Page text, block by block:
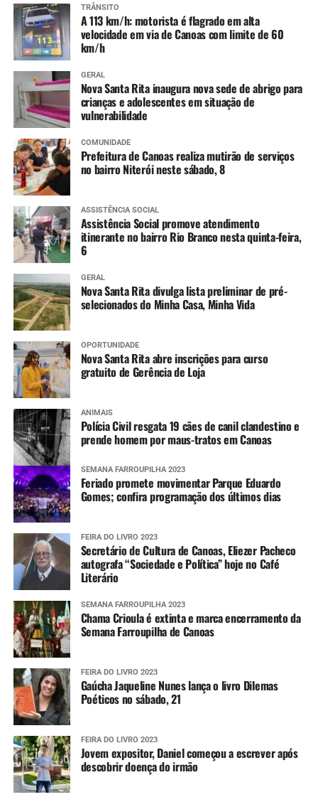
TRÂNSITO
A 113 km/h: motorista é flagrado em alta
velocidade em via de Canoas com limite de 60
km/h
GERAL
Nova Santa Rita inaugura nova sede de abrigo para
crianças e adolescentes em situação de
vulnerabilidade
COMUNIDADE
Prefeitura de Canoas realiza mutirão de serviços
no bairro Niterói neste sábado, 8
ASSISTÊNCIA SOCIAL
Assistência Social promove atendimento
itinerante no bairro Rio Branco nesta quinta-feira,
6
GERAL
Nova Santa Rita divulga lista preliminar de pré-
selecionados do Minha Casa, Minha Vida
OPORTUNIDADE
Nova Santa Rita abre inscrições para curso
gratuito de Gerência de Loja
ANIMAIS
Polícia Civil resgata 19 cães de canil clandestino e
prende homem por maus-tratos em Canoas
SEMANA FARROUPILHA 2023
Feriado promete movimentar Parque Eduardo
Gomes; confira programação dos últimos dias
FEIRA DO LIVRO 2023
Secretário de Cultura de Canoas, Eliezer Pacheco
autografa “Sociedade e Política” hoje no Café
Literário
SEMANA FARROUPILHA 2023
Chama Crioula é extinta e marca encerramento da
Semana Farroupilha de Canoas
FEIRA DO LIVRO 2023
Gaúcha Jaqueline Nunes lança o livro Dilemas
Poéticos no sábado, 21
FEIRA DO LIVRO 2023
Jovem expositor, Daniel começou a escrever após
descobrir doença do irmão